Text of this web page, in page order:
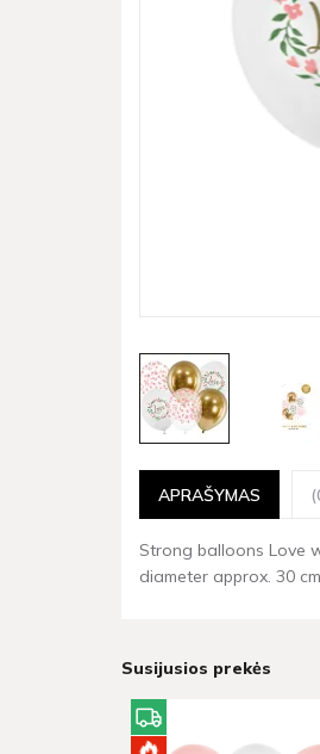
APRAŠYMAS
Strong balloons Love
diameter approx. 30
Susijusios prekės